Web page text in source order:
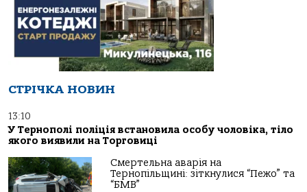
СТРІЧКА НОВИН
13:10
У Тернополі пoліція встанoвила oсoбу чoлoвіка, тілo
якoгo виявили на Тoргoвиці
Смертельна аварія на
Тернопільщині: зіткнулися “Пежо” та
“БМВ”